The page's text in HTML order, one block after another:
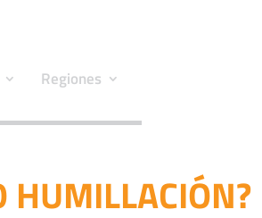
Regiones
HUMILLACIÓN?